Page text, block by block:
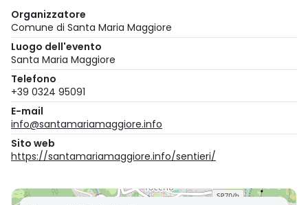
Organizzatore
Comune di Santa Maria Maggiore
Luogo dell'evento
Santa Maria Maggiore
Telefono
+39 0324 95091
E-mail
info@santamariamaggiore.info
Sito web
https://santamariamaggiore.info/sentieri/